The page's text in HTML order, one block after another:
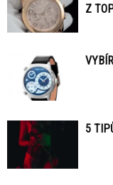
Z
5